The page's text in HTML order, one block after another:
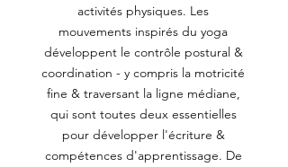
activités physiques. Les
mouvements inspirés du yoga
développent le contrôle postural &
coordination - y compris la motricité
fine & traversant la ligne médiane,
qui sont toutes deux essentielles
pour développer l'écriture &
compétences d'apprentissage. De